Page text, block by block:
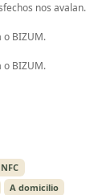
nos avalan.
BIZUM.
BIZUM.
A domicilio